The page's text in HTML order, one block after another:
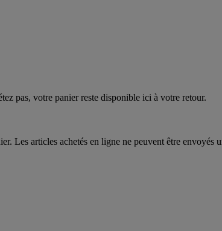
pas, votre panier reste disponible ici à votre retour.
Les articles achetés en ligne ne peuvent être envoyés